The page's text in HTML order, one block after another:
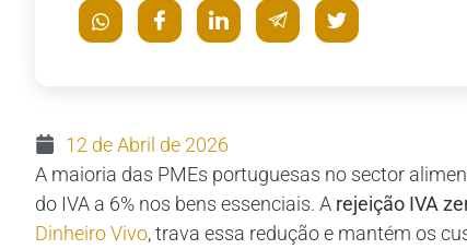
12 de Abril de 2026
A maioria das PMEs portuguesas no sector
do IVA a 6% nos bens essenciais. A rejeição IVA
Dinheiro Vivo, trava essa redução e mantém os